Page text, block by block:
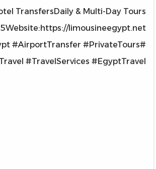
TransfersDaily & Multi-Day Tours
limousineegypt.net/
#AirportTransfer #PrivateTours
#TravelServices #EgyptTravel